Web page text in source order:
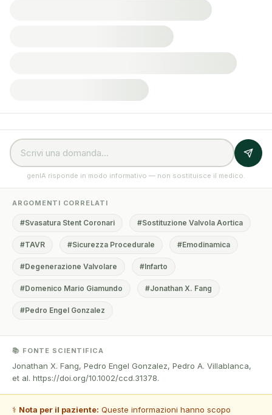
genIA risponde in modo informativo — non sostituisce il medico.
ARGOMENTI CORRELATI
#Svasatura Stent Coronari #Sostituzione Valvola Aortica
#TAVR #Sicurezza Procedurale #Emodinamica
#Degenerazione Valvolare #Infarto
#Domenico Mario Giamundo #Jonathan X. Fang
#Pedro Engel Gonzalez
📚 FONTE SCIENTIFICA
Jonathan X. Fang, Pedro Engel Gonzalez, Pedro A. Villablanca,
et al. https://doi.org/10.1002/ccd.31378.
⚕️ Nota per il paziente: Queste informazioni hanno scopo